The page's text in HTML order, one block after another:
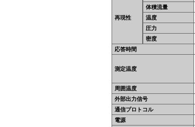
再現性
体積流量
温度
圧力
密度
応答時間
測定温度
周囲温度
外部出力信号
通信プロトコル
電源